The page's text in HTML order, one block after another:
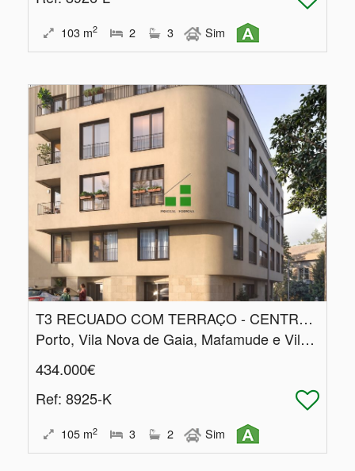
103 m2 2 3 Sim
T3 RECUADO COM TERRAÇO - CENTRO DE GAIA
Porto, Vila Nova de Gaia, Mafamude e Vilar do Paraíso
434.000€
Ref: 8925-K
105 m2 3 2 Sim